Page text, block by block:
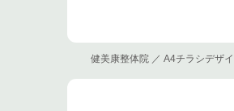
健美康整体院 ／ A4チラシデザ